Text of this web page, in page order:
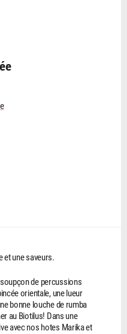
et une saveurs.
de percussions
orientale, une lueur
bonne louche de rumba
au Biotilus! Dans une
avec nos hotes Marika et